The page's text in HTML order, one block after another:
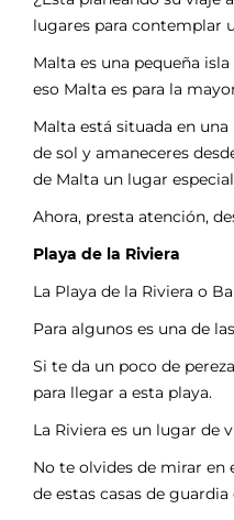
lugares para contemplar
Malta es una pequeña
eso Malta es para la
Malta está situada en
de sol y amaneceres
de Malta un lugar
Ahora, presta atención,
Playa de la Riviera
La Playa de la Riviera o
Para algunos es una de
Si te da un poco de
para llegar a esta playa.
La Riviera es un lugar de
No te olvides de mirar en
de estas casas de